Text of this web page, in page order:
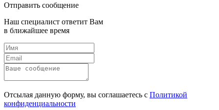
Отправить сообщение
Наш специалист ответит Вам
в ближайшее время
Отсылая данную форму, вы соглашаетесь с Политикой
конфиденциальности